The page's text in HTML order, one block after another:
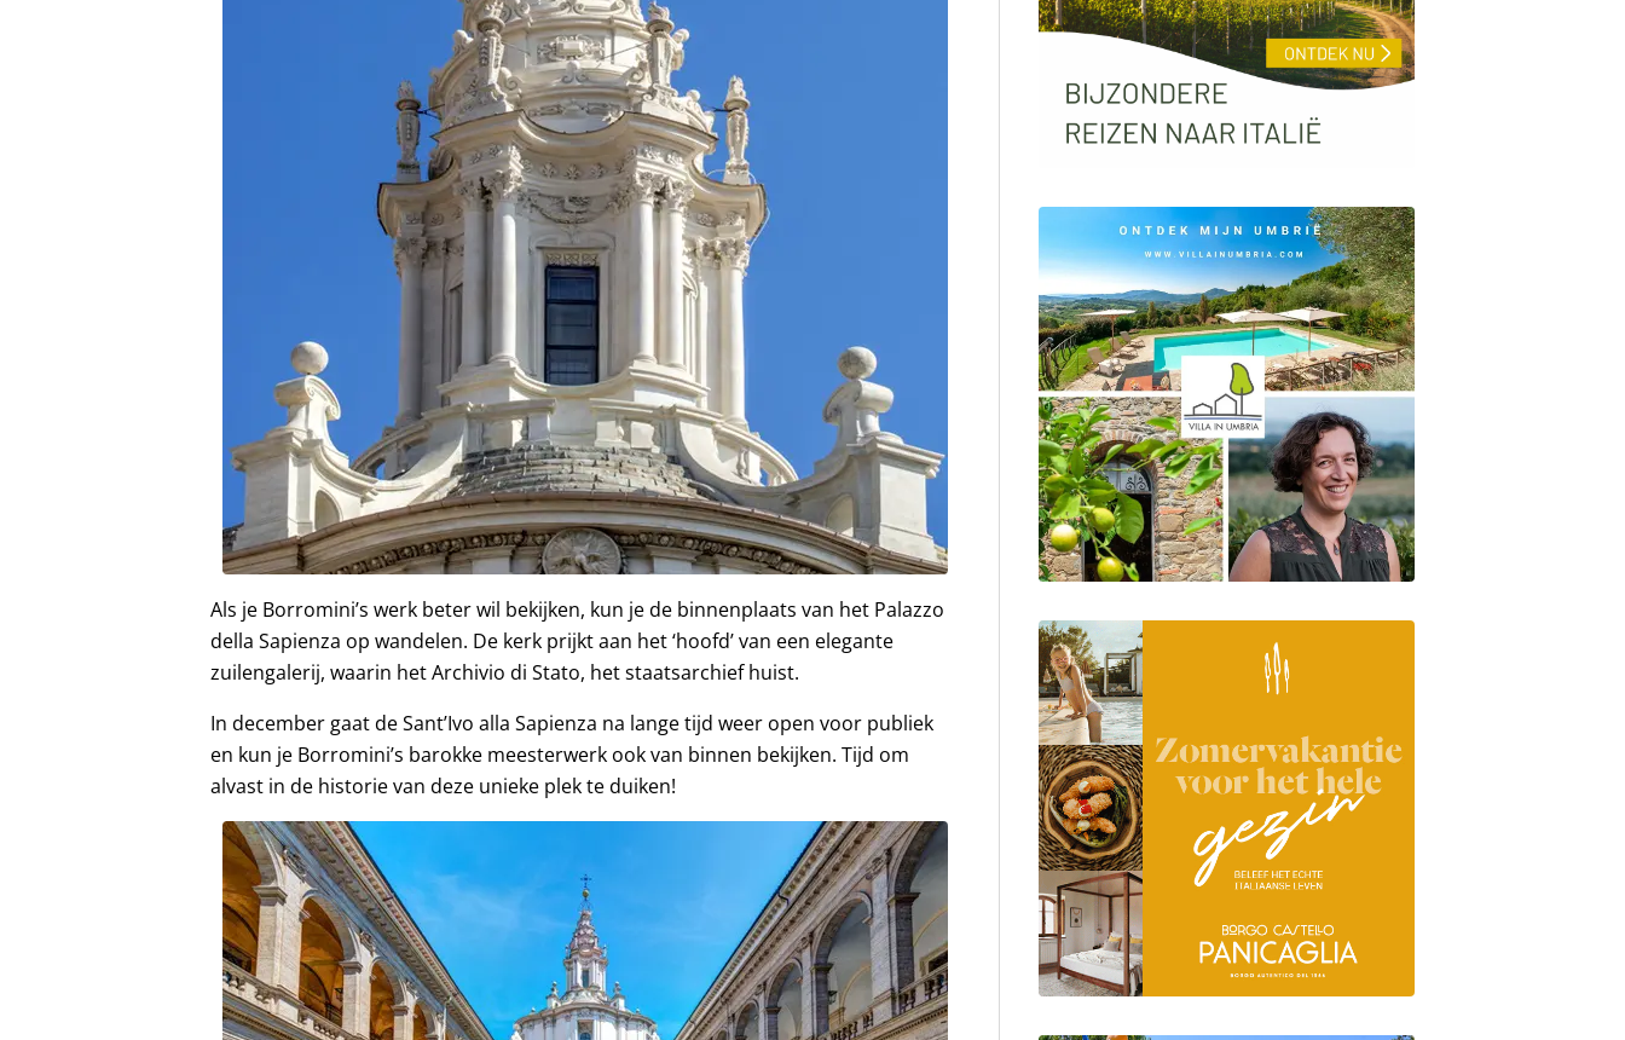
Als je Borromini’s werk beter wil bekijken, kun je de binnenplaats van het Palazzo
della Sapienza op wandelen. De kerk prijkt aan het ‘hoofd’ van een elegante
zuilengalerij, waarin het Archivio di Stato, het staatsarchief huist.
In december gaat de Sant’Ivo alla Sapienza na lange tijd weer open voor publiek
en kun je Borromini’s barokke meesterwerk ook van binnen bekijken. Tijd om
alvast in de historie van deze unieke plek te duiken!